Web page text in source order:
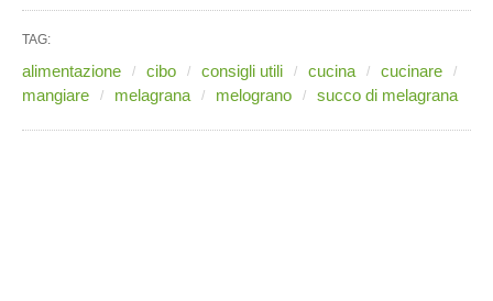
TAG:
alimentazione cibo consigli utili cucina
cucinare
mangiare
melagrana melograno succo di melagrana